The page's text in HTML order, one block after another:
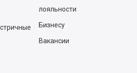
лояльности
Бизнесу
Вакансии